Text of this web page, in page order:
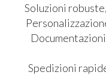
Soluzioni
Spedizioni